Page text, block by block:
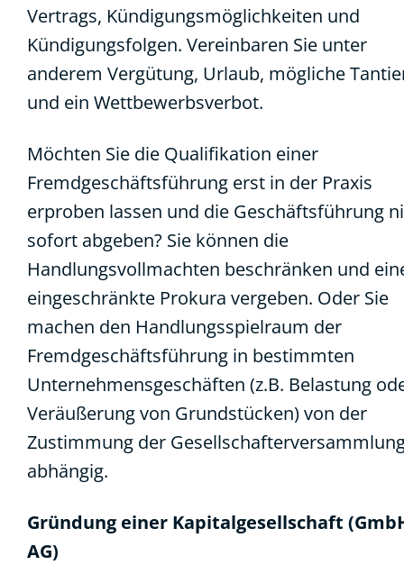
Vertrags, Kündigungsmöglichkeiten und
Kündigungsfolgen. Vereinbaren Sie unter
anderem Vergütung, Urlaub, mögliche
und ein Wettbewerbsverbot.
Möchten Sie die Qualifikation einer
Fremdgeschäftsführung erst in der Praxis
erproben lassen und die Geschäftsführung
sofort abgeben? Sie können die
Handlungsvollmachten beschränken und
eingeschränkte Prokura vergeben. Oder Sie
machen den Handlungsspielraum der
Fremdgeschäftsführung in bestimmten
Unternehmensgeschäften (z.B. Belastung
Veräußerung von Grundstücken) von der
Zustimmung der
abhängig.
Gründung einer Kapitalgesellschaft
AG)